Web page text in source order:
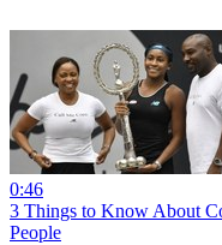
0:46
3 Things to Know About
People